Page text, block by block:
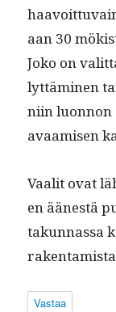
aan 30
Joko on
lyt­tämi­nen
ni­in luon­non
avaamisen
Vaalit ovat
en äänestä
takun­nas­sa
Vastaa